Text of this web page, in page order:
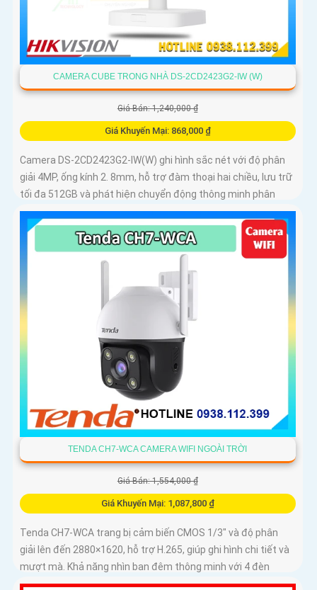
CAMERA CUBE TRONG NHÀ DS-2CD2423G2-IW (W)
Giá Bán: 1,240,000 ₫
Giá Khuyến Mại: 868,000 ₫
Camera DS-2CD2423G2-IW(W) ghi hình sắc nét với độ phân
giải 4MP, ống kính 2. 8mm, hỗ trợ đàm thoại hai chiều, lưu trữ
tối đa 512GB và phát hiện chuyển động thông minh phân
biệt người, phương tiện
TENDA CH7-WCA CAMERA WIFI NGOÀI TRỜI
Giá Bán: 1,554,000 ₫
Giá Khuyến Mại: 1,087,800 ₫
Tenda CH7-WCA trang bị cảm biến CMOS 1/3" và độ phân
giải lên đến 2880×1620, hỗ trợ H.265, giúp ghi hình chi tiết và
mượt mà. Khả năng nhìn ban đêm thông minh với 4 đèn
hồng...